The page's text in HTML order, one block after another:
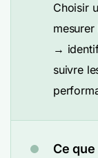
Choisir
→
suivre
Ce